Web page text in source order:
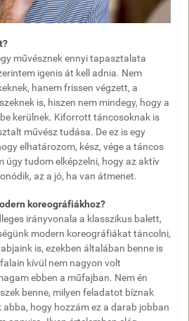
művésznek ennyi tapasztalata
igenis át kell adnia. Nem
hanem frissen végzett, a
is, hiszen nem mindegy, hogy a
kerülnek. Kiforrott táncosoknak is
művész tudása. De ez is egy
elhatározom, kész, vége a táncos
úgy tudom elképzelni, hogy az aktív
az a jó, ha van átmenet.
koreográfiákhoz?
irányvonala a klasszikus balett,
modern koreográfiákat táncolni,
is, ezekben általában benne is
kívül nem nagyon volt
ebben a műfajban. Nem én
benne, milyen feladatot bíznak
hogy hozzám ez a darab jobban